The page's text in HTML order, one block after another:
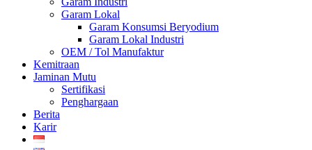
Garam Lokal
Garam Konsumsi Beryodium
Garam Lokal Industri
OEM / Tol Manufaktur
Kemitraan
Jaminan Mutu
Sertifikasi
Penghargaan
Berita
Karir